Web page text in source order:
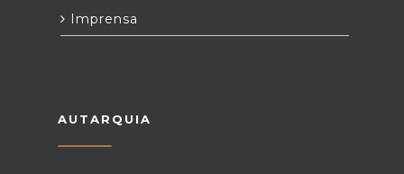
Imprensa
AUTARQUIA